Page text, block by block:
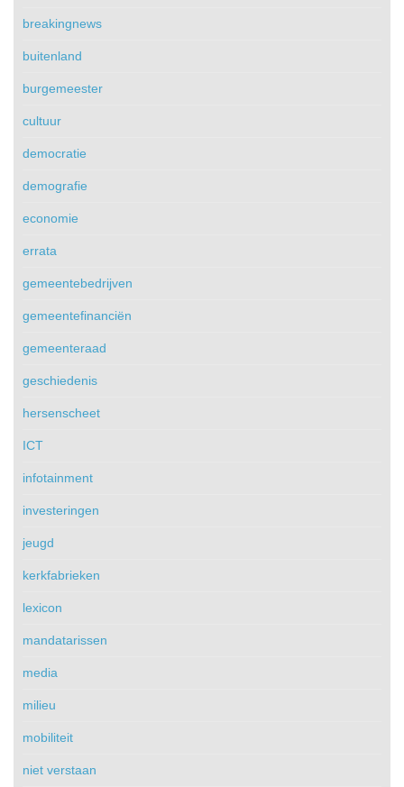
breakingnews
buitenland
burgemeester
cultuur
democratie
demografie
economie
errata
gemeentebedrijven
gemeentefinanciën
gemeenteraad
geschiedenis
hersenscheet
ICT
infotainment
investeringen
jeugd
kerkfabrieken
lexicon
mandatarissen
media
milieu
mobiliteit
niet verstaan